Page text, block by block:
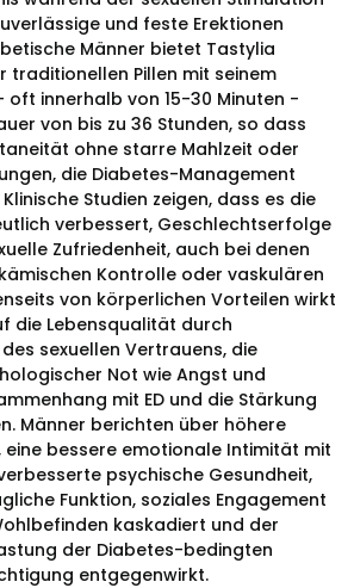
und feste Erektionen
Männer bietet Tastylia
traditionellen Pillen mit seinem
oft innerhalb von 15-30 Minuten -
von bis zu 36 Stunden, so dass
ohne starre Mahlzeit oder
die Diabetes-Management
Studien zeigen, dass es die
verbessert, Geschlechtserfolge
Zufriedenheit, auch bei denen
Kontrolle oder vaskulären
von körperlichen Vorteilen wirkt
die Lebensqualität durch
sexuellen Vertrauens, die
Not wie Angst und
mit ED und die Stärkung
Männer berichten über höhere
bessere emotionale Intimität mit
psychische Gesundheit,
Funktion, soziales Engagement
kaskadiert und der
der Diabetes-bedingten
entgegenwirkt.